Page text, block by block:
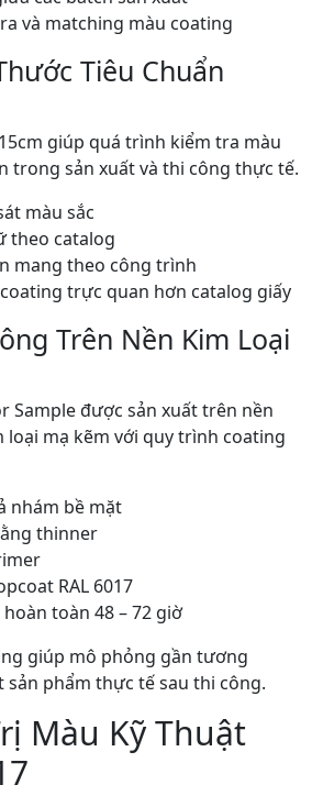
và matching màu coating
Tiêu Chuẩn
giúp quá trình kiểm tra màu
trong sản xuất và thi công thực tế.
màu sắc
theo catalog
mang theo công trình
trực quan hơn catalog giấy
Trên Nền Kim Loại
Sample được sản xuất trên nền
loại mạ kẽm với quy trình coating
nhám bề mặt
thinner
RAL 6017
toàn 48 – 72 giờ
giúp mô phỏng gần tương
sản phẩm thực tế sau thi công.
Màu Kỹ Thuật